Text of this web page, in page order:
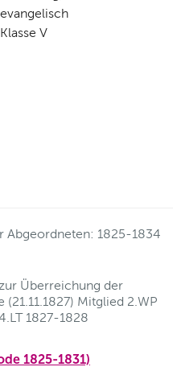
evangelisch
Klasse V
Abgeordneten: 1825-1834
Überreichung der
(21.11.1827) Mitglied 2.WP
1827-1828
1825-1831)